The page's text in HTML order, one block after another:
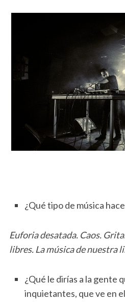
¿Qué tipo de música
Euforia desatada. Caos.
libres. La música de nuestra
¿Qué le dirías a la gente
inquietantes, que ve en